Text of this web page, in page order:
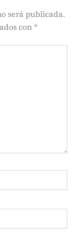
será publicada.
con*